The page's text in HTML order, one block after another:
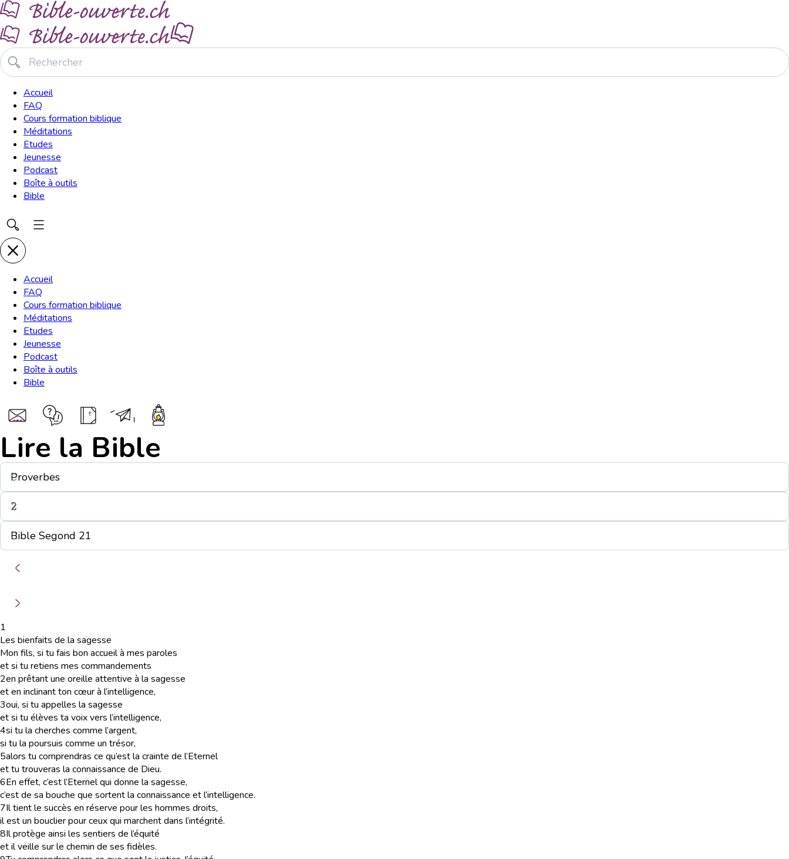
Accueil
FAQ
Cours formation biblique
Méditations
Etudes
Jeunesse
Podcast
Boîte à outils
Bible
Accueil
FAQ
Cours formation biblique
Méditations
Etudes
Jeunesse
Podcast
Boîte à outils
Bible
Lire la Bible
1
Les bienfaits de la sagesse
Mon fils, si tu fais bon accueil à mes paroles
et si tu retiens mes commandements
2en prêtant une oreille attentive à la sagesse
et en inclinant ton cœur à l’intelligence,
3oui, si tu appelles la sagesse
et si tu élèves ta voix vers l’intelligence,
4si tu la cherches comme l’argent,
si tu la poursuis comme un trésor,
5alors tu comprendras ce qu’est la crainte de l’Eternel
et tu trouveras la connaissance de Dieu.
6En effet, c’est l’Eternel qui donne la sagesse,
c’est de sa bouche que sortent la connaissance et l’intelligence.
7Il tient le succès en réserve pour les hommes droits,
il est un bouclier pour ceux qui marchent dans l’intégrité.
8Il protège ainsi les sentiers de l’équité
et il veille sur le chemin de ses fidèles.